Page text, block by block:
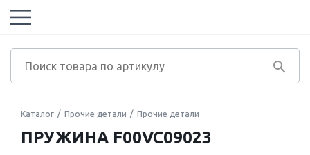
Каталог Прочие детали Прочие детали
ПРУЖИНА F00VC09023